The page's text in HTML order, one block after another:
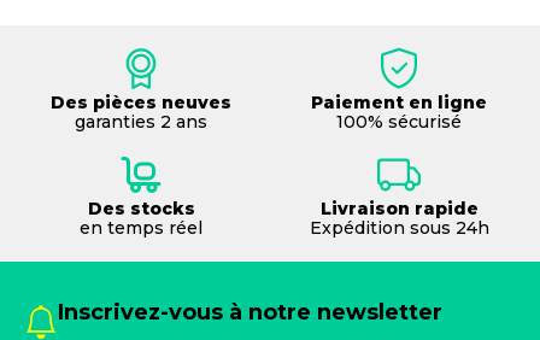
Des pièces neuves
garanties 2 ans
Paiement en ligne
100% sécurisé
Des stocks
en temps réel
Livraison rapide
Expédition sous 24h
Inscrivez-vous à notre newsletter